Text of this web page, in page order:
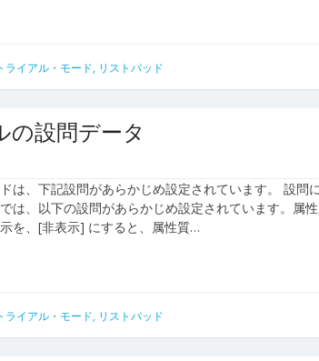
ライアル・モード, リストパッド
の設問データ
は、下記設問があらかじめ設定されています。 設問
は、以下の設問があらかじめ設定されています。属
を、[非表示] にすると、属性質…
ライアル・モード, リストパッド